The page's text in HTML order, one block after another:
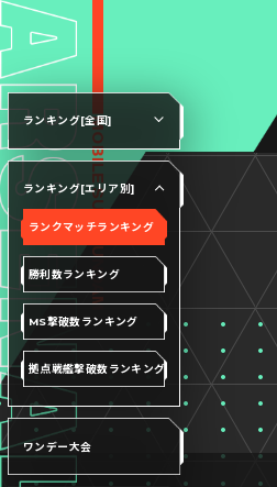
ランキング[全国]
ランキング[エリア別]
ランクマッチランキング
勝利数ランキング
MS撃破数ランキング
拠点戦艦撃破数ランキング
ワンデー大会